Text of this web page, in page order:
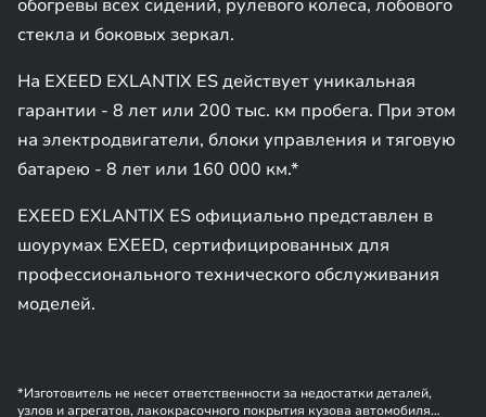
обогревы всех сидений, рулевого колеса, лобового
стекла и боковых зеркал.
На EXEED EXLANTIX ES действует уникальная
гарантии - 8 лет или 200 тыс. км пробега. При этом
на электродвигатели, блоки управления и тяговую
батарею - 8 лет или 160 000 км.*
EXEED EXLANTIX ES официально представлен в
шоурумах EXEED, сертифицированных для
профессионального технического обслуживания
моделей.
*Изготовитель не несет ответственности за недостатки деталей,
узлов и агрегатов, лакокрасочного покрытия кузова автомобиля